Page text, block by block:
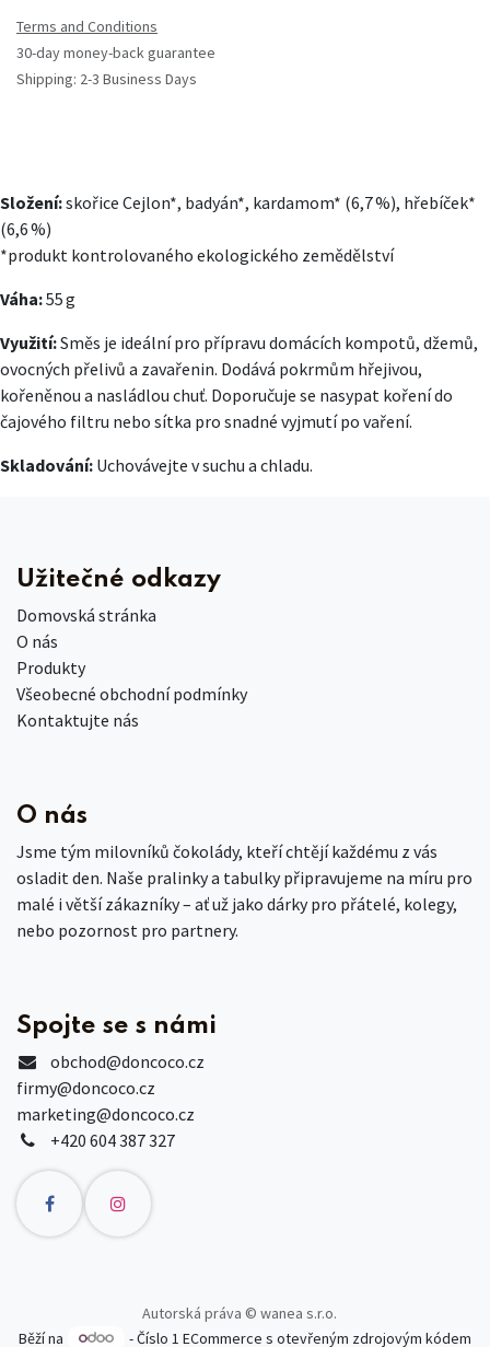
Terms and Conditions
30-day money-back guarantee
Shipping: 2-3 Business Days
Složení:skořice Cejlon*, badyán*, kardamom* (6,7 %), hřebíček*
(6,6 %)
*produkt kontrolovaného ekologického zemědělství
Váha:55 g
Využití:Směs je ideální pro přípravu domácích kompotů, džemů,
ovocných přelivů a zavařenin. Dodává pokrmům hřejivou,
kořeněnou a nasládlou chuť. Doporučuje se nasypat koření do
čajového filtru nebo sítka pro snadné vyjmutí po vaření.
Skladování: Uchovávejte v suchu a chladu.
Užitečné odkazy
Domovská stránka
O nás
Produkty
Všeobecné obchodní podmínky
Kontaktujte nás
O nás
Jsme tým milovníků čokolády, kteří chtějí každému z vás
osladit den. Naše pralinky a tabulky připravujeme na míru pro
malé i větší zákazníky – ať už jako dárky pro přátelé, kolegy,
nebo pozornost pro partnery.
Spojte se s námi
obchod@doncoco.cz
firmy@doncoco.cz
marketing@doncoco.cz
+420 604 387 327
Autorská práva © wanea s.r.o.
Běží na
- Číslo 1ECommerce s otevřeným zdrojovým kódem